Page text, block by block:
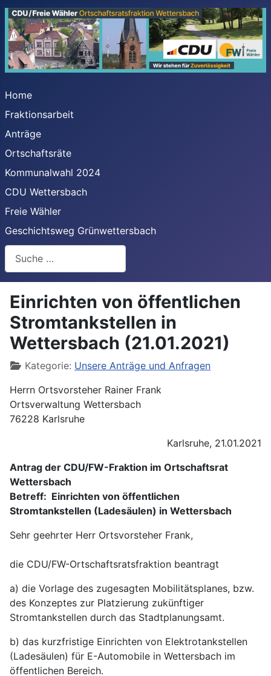
Home
Fraktionsarbeit
Anträge
Ortschaftsräte
Kommunalwahl 2024
CDU Wettersbach
Freie Wähler
Geschichtsweg Grünwettersbach
Suchen
Einrichten von öffentlichen
Stromtankstellen in
Wettersbach (21.01.2021)
DetailsKategorie: Unsere Anträge und Anfragen
Herrn Ortsvorsteher Rainer Frank
Ortsverwaltung Wettersbach
76228 Karlsruhe
Karlsruhe, 21.01.2021
Antrag der CDU/FW-Fraktion im Ortschaftsrat
Wettersbach
Betreff: Einrichten von öffentlichen
Stromtankstellen (Ladesäulen) in Wettersbach
Sehr geehrter Herr Ortsvorsteher Frank,
die CDU/FW-Ortschaftsratsfraktion beantragt
a) die Vorlage des zugesagten Mobilitätsplanes, bzw.
des Konzeptes zur Platzierung zukünftiger
Stromtankstellen durch das Stadtplanungsamt.
b) das kurzfristige Einrichten von Elektrotankstellen
(Ladesäulen) für E-Automobile in Wettersbach im
öffentlichen Bereich.